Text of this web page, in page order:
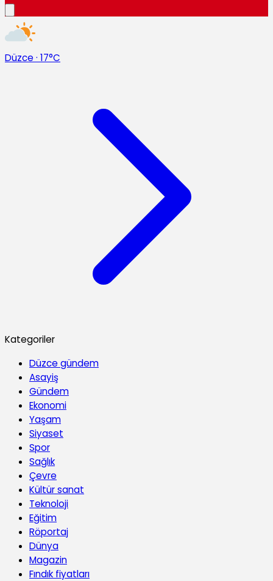
Düzce · 17°C
Kategoriler
Düzce gündem
Asayiş
Gündem
Ekonomi
Yaşam
Siyaset
Spor
Sağlık
Çevre
Kültür sanat
Teknoloji
Eğitim
Röportaj
Dünya
Magazin
Fındık fiyatları